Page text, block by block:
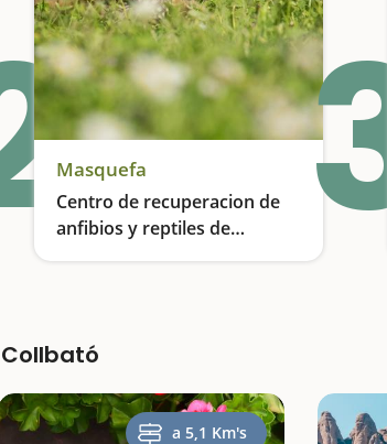
Masquefa
Centro de recuperacion de
anfibios y reptiles de
La importancia de la educación ambiental
a 5,1 Km's